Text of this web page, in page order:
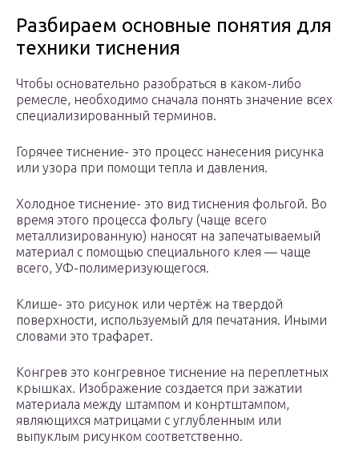
Разбираем основные понятия для
техники тиснения
Чтобы основательно разобраться в каком-либо
ремесле, необходимо сначала понять значение всех
специализированный терминов.
Горячее тиснение- это процесс нанесения рисунка
или узора при помощи тепла и давления.
Холодное тиснение- это вид тиснения фольгой. Во
время этого процесса фольгу (чаще всего
металлизированную) наносят на запечатываемый
материал с помощью специального клея — чаще
всего, УФ-полимеризующегося.
Клише- это рисунок или чертёж на твердой
поверхности, используемый для печатания. Иными
словами это трафарет.
Конгрев это конгревное тиснение на переплетных
крышках. Изображение создается при зажатии
материала между штампом и конртштампом,
являющихся матрицами с углубленным или
выпуклым рисунком соответственно.